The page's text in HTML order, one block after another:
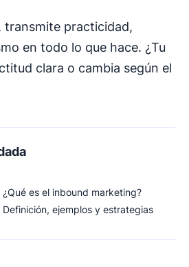
transmite practicidad,
en todo lo que hace. ¿Tu
clara o cambia según el
¿Qué es el inbound marketing?
Definición, ejemplos y estrategias